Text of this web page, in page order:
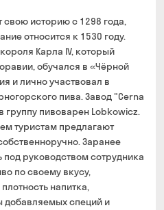
воздушные тревоги
сайте
и в магазине
свою историю с 1298 года,
относится к 1530 году.
Карла IV, который
обучался в «Чёрной
и лично участвовал в
пива. Завод "Cerna
группу пивоварен Lobkowicz.
туристам предлагают
Заранее
под руководством сотрудника
по своему вкусу,
напитка,
добавляемых специй и